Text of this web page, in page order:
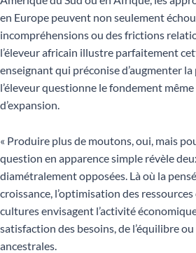
en Europe peuvent non seulement
incompréhensions ou des frictions
l’éleveur africain illustre parfaitement
enseignant qui préconise d’augmenter
l’éleveur questionne le fondement
d’expansion.
« Produire plus de moutons, oui, mais
question en apparence simple révèle
diamétralement opposées. Là où la
croissance, l’optimisation des ressources
cultures envisagent l’activité
satisfaction des besoins, de l’équilibre
ancestrales.